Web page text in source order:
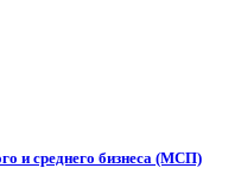
и среднего бизнеса (МСП)